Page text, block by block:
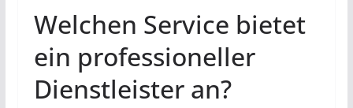
Welchen Service bietet
ein professioneller
Dienstleister an?